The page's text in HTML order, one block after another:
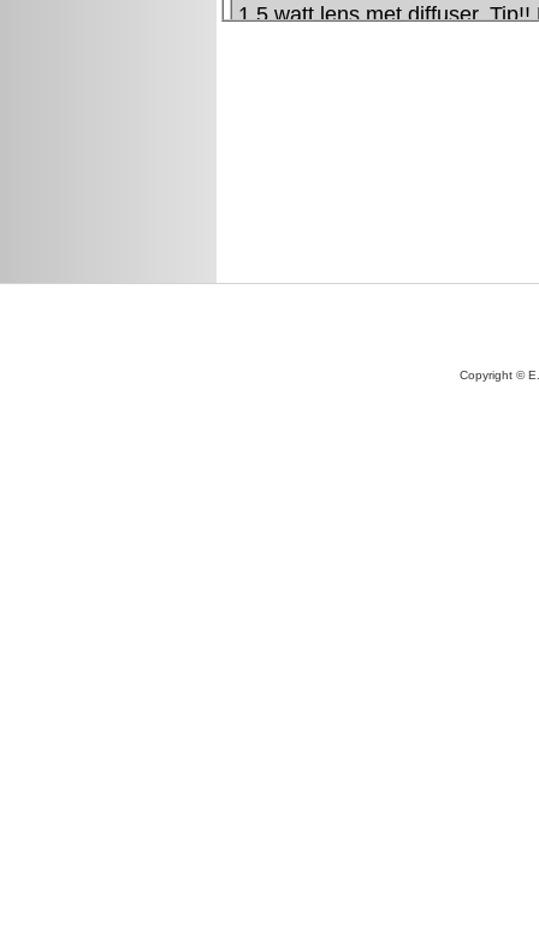
Copyright ©